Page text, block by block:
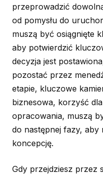
przeprowadzić
od pomysłu do
muszą być osiągnięte
aby potwierdzić
decyzja jest
pozostać przez
etapie, kluczowe
biznesowa, korzyść
opracowania, muszą
do następnej fazy, aby
koncepcję.
Gdy przejdziesz przez